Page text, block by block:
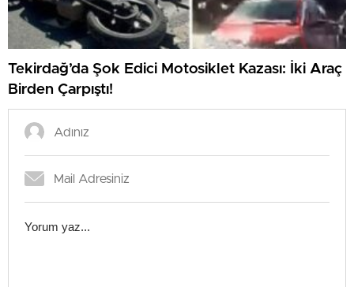
Tekirdağ’da Şok Edici Motosiklet Kazası: İki Araç
Birden Çarpıştı!